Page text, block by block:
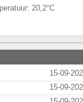
20,2°C
15-09-
15-09-